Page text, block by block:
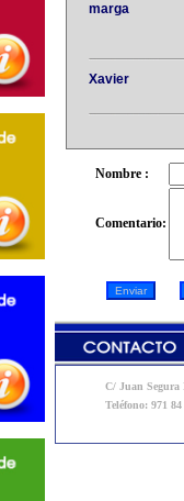
marga
Xavier
Nombre :
Comentario:
C/ Juan Segura
Teléfono: 971